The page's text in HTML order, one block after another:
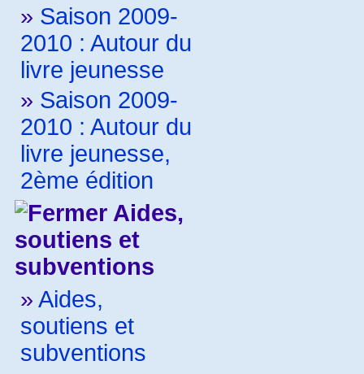
» Saison 2009-
2010 : Autour du
livre jeunesse
» Saison 2009-
2010 : Autour du
livre jeunesse,
2ème édition
Aides,
soutiens et
subventions
» Aides,
soutiens et
subventions